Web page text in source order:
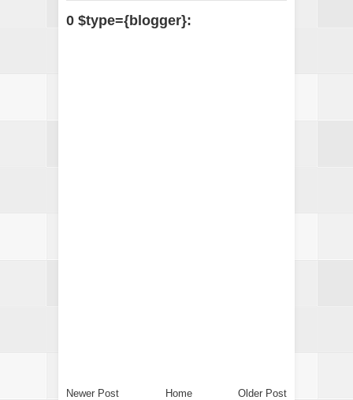
0 $type={blogger}:
Newer Post Older Post
Home